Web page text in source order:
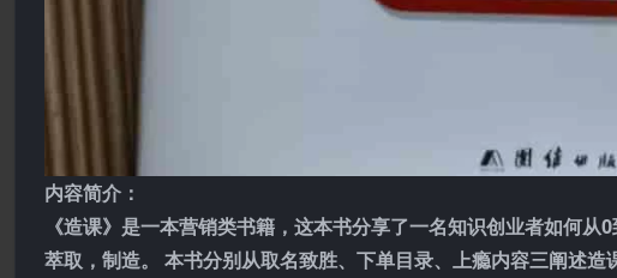
内容简介：
《造课》是一本营销类书籍，这本书分享了一名知识创业者如何
萃取，制造。 本书分别从取名致胜、下单目录、上瘾内容三阐述